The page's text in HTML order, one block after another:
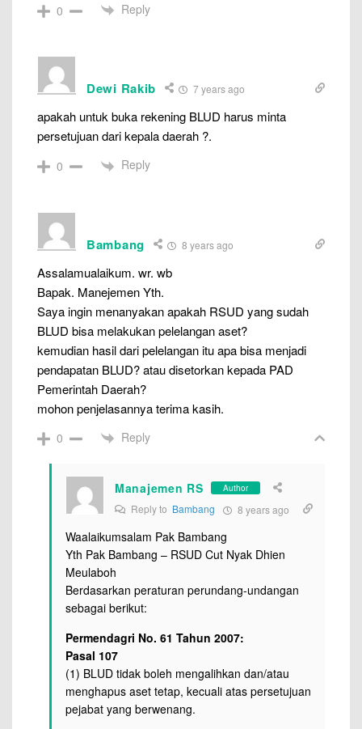
0 Reply
Dewi Rakib 7 years ago
apakah untuk buka rekening BLUD harus minta
persetujuan dari kepala daerah ?.
0 Reply
Bambang 8 years ago
Assalamualaikum. wr. wb
Bapak. Manejemen Yth.
Saya ingin menanyakan apakah RSUD yang sudah
BLUD bisa melakukan pelelangan aset?
kemudian hasil dari pelelangan itu apa bisa menjadi
pendapatan BLUD? atau disetorkan kepada PAD
Pemerintah Daerah?
mohon penjelasannya terima kasih.
0 Reply
Manajemen RS Author
Reply to Bambang 8 years ago
Waalaikumsalam Pak Bambang
Yth Pak Bambang – RSUD Cut Nyak Dhien
Meulaboh
Berdasarkan peraturan perundang-undangan
sebagai berikut:
Permendagri No. 61 Tahun 2007:
Pasal 107
(1) BLUD tidak boleh mengalihkan dan/atau
menghapus aset tetap, kecuali atas persetujuan
pejabat yang berwenang.